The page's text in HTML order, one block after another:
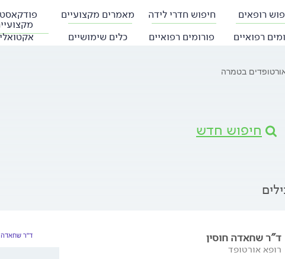
רופאים חיפוש חדרי לידה מאמרים מקצועיים
רפואיים
פורומים רפואיים כלים שימושיים
בטמרה
חיפוש חדש
ד"ר שחאדה חוסין
רופא אורטופד
ד"ר שחאדה